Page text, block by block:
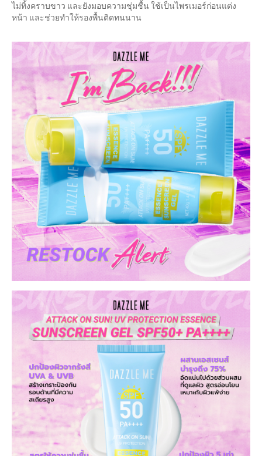
ไม่ทิ้งคราบขาว และยังมอบความชุ่มชื้น ใช้เป็นไพรเมอร์ก่อนแต่ง
หน้า และช่วยทำให้รองพื้นติดทนนาน